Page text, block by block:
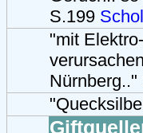
S.199
"mit
Nürnberg.."